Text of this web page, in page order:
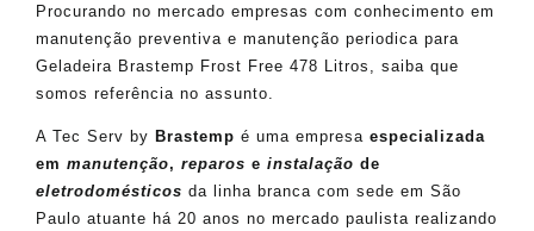
Procurando no mercado empresas com conhecimento em
manutenção preventiva e manutenção periodica para
Geladeira Brastemp Frost Free 478 Litros, saiba que
somos referência no assunto.
A Tec Serv by Brastemp é uma empresa especializada
em manutenção, reparos e instalação de
eletrodomésticos da linha branca com sede em São
Paulo atuante há 20 anos no mercado paulista realizando